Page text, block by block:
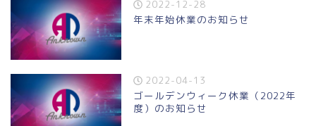
2022-12-28
年末年始休業のお知らせ
2022-04-13
ゴールデンウィーク休業（2022年
度）のお知らせ